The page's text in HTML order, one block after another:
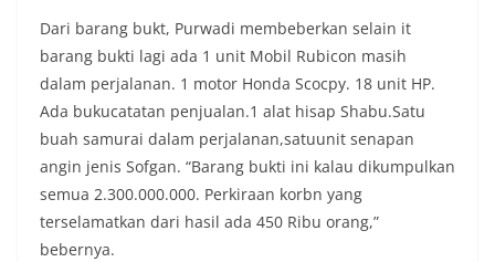
Dari barang bukt, Purwadi membeberkan selain it
barang bukti lagi ada 1 unit Mobil Rubicon masih
dalam perjalanan. 1 motor Honda Scocpy. 18 unit HP.
Ada bukucatatan penjualan.1 alat hisap Shabu.Satu
buah samurai dalam perjalanan,satuunit senapan
angin jenis Sofgan. “Barang bukti ini kalau dikumpulkan
semua 2.300.000.000. Perkiraan korbn yang
terselamatkan dari hasil ada 450 Ribu orang,”
bebernya.